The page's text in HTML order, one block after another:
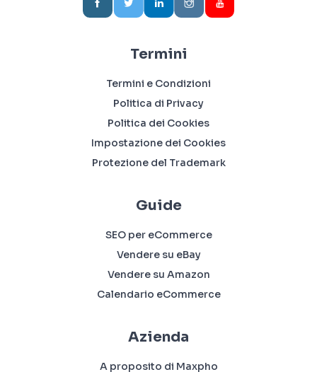
Termini
Termini e Condizioni
Politica di Privacy
Politica dei Cookies
Impostazione dei Cookies
Protezione del Trademark
Guide
SEO per eCommerce
Vendere su eBay
Vendere su Amazon
Calendario eCommerce
Azienda
A proposito di Maxpho